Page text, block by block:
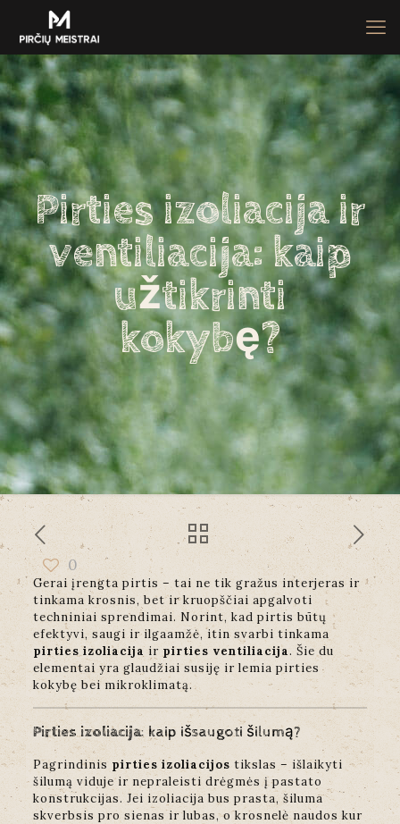
Pirties izoliacija ir
ventiliacija: kaip
užtikrinti
kokybę?
0
Gerai įrengta pirtis – tai ne tik gražus interjeras ir
tinkama krosnis, bet ir kruopščiai apgalvoti
techniniai sprendimai. Norint, kad pirtis būtų
efektyvi, saugi ir ilgaamžė, itin svarbi tinkama
pirties izoliacijair pirties ventiliacija. Šie du
elementai yra glaudžiai susiję ir lemia pirties
kokybę bei mikroklimatą.
Pirties izoliacija: kaip išsaugoti šilumą?
Pagrindinis pirties izoliacijos tikslas – išlaikyti
šilumą viduje ir nepraleisti drėgmės į pastato
konstrukcijas. Jei izoliacija bus prasta, šiluma
skverbsis pro sienas ir lubas, o krosnelė naudos kur